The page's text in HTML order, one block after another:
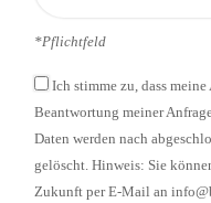
*Pflichtfeld
Ich stimme zu, dass
Beantwortung meiner
Daten werden nach
gelöscht. Hinweis: Sie
Zukunft per E-Mail an